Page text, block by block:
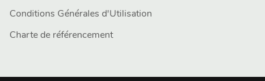
Conditions Générales d'Utilisation
Charte de référencement